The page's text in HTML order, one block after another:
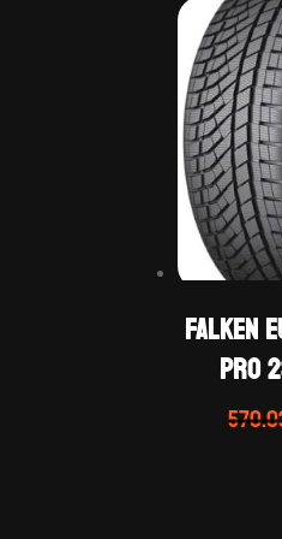
Falken
PRO